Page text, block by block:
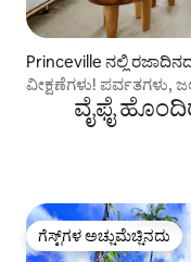
Princeville ನಲ್ಲಿ
ವೀಕ್ಷಣೆಗಳು!
ವೈಫೈ
ಗೆಸ್ಟ್‌ಗಳ ಅಚ್ಚುಮೆಚ್ಚಿನದು
ಗೆಸ್ಟ್‌ಗಳ ಅಚ್ಚುಮೆಚ್ಚಿನದು